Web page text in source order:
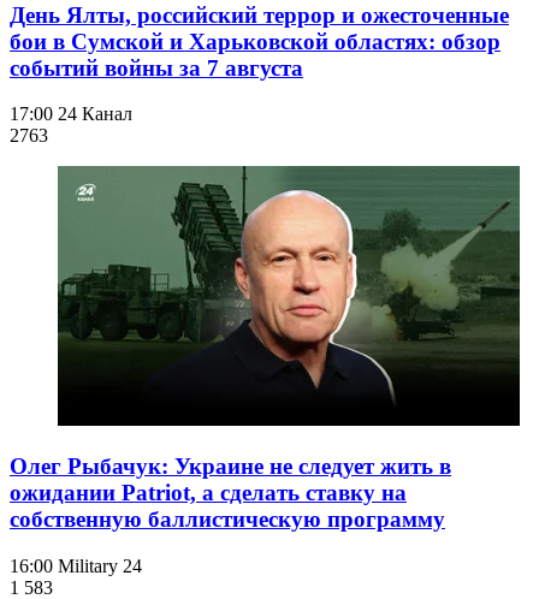
День Ялты, российский террор и ожесточенные
бои в Сумской и Харьковской областях: обзор
событий войны за 7 августа
17:00 24 Канал
2763
Олег Рыбачук: Украине не следует жить в
ожидании Patriot, а сделать ставку на
собственную баллистическую программу
16:00 Military 24
1 583